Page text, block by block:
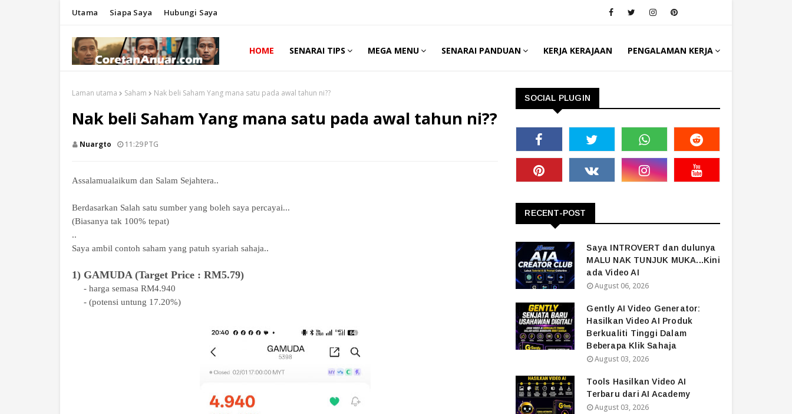
Utama Siapa Saya Hubungi Saya
HOME SENARAI TIPS MEGA MENU SENARAI PANDUAN KERJA KERAJAAN PENGALAMAN KERJA
Laman utama Saham Nak beli Saham Yang mana satu pada awal tahun ni??
Nak beli Saham Yang mana satu pada awal tahun ni??
Nuargto 11:29 PTG
Assalamualaikum dan Salam Sejahtera..
Berdasarkan Salah satu sumber yang boleh saya percayai...
(Biasanya tak 100% tepat)
..
Saya ambil contoh saham yang patuh syariah sahaja..
1) GAMUDA (Target Price : RM5.79)
- harga semasa RM4.940
- (potensi untung 17.20%)
SOCIAL PLUGIN
RECENT-POST
Saya INTROVERT dan dulunya
MALU NAK TUNJUK MUKA...Kini
ada Video AI
August 06, 2026
Gently AI Video Generator:
Hasilkan Video AI Produk
Berkualiti Tinggi Dalam
Beberapa Klik Sahaja
August 03, 2026
Tools Hasilkan Video AI
Terbaru dari AI Academy
August 03, 2026